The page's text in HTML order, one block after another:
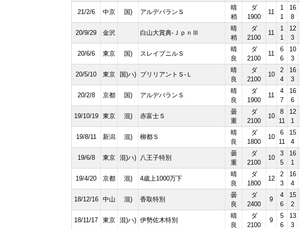
21/2/6 中京 国) アルデバランＳ
晴
稍
ダ
1900
11
1
1
16
8
20/9/29 金沢 白山大賞典-ＪｐｎⅢ
晴
稍
ダ
2100
11
1
1
12
3
20/6/6 東京 国) スレイプニルＳ
晴
良
ダ
2100
11
6
6
10
3
20/5/10 東京 国)ハ) ブリリアントＳ-Ｌ
晴
良
ダ
2100
10
2
4
16
3
20/2/8 京都 国) アルデバランＳ
晴
良
ダ
1900
11
4
7
16
6
19/10/19 東京 混) 赤富士Ｓ
曇
重
ダ
2100
10
8
11
12
1
19/8/11 新潟 混) 柳都Ｓ
晴
良
ダ
1800
10
6
11
15
4
19/6/8 東京 混)ハ) 八王子特別
曇
重
ダ
2100
10
3
5
16
1
19/4/20 京都 混) 4歳上1000万下
晴
良
ダ
1800
12
2
3
16
4
18/12/16 中山 混) 香取特別
曇
良
ダ
2400
9
4
6
15
2
18/11/17 東京 混)ハ) 伊勢佐木特別
晴
良
ダ
2100
9
5
6
13
3